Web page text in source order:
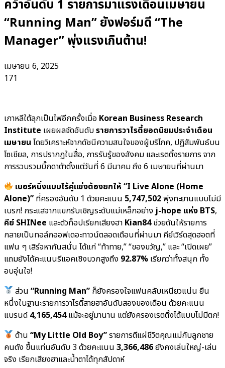
คว้าอันดับ 1 รายการมาแรงเดือนเมษายน
“Running Man” ยังฟอร์มดี “The
Manager” พุ่งแรงเกินต้าน!
เมษายน 6, 2025
171
เกาหลีใต้ลุกเป็นไฟอีกครั้งเมื่อ Korean Business Research
Institute เผยผลจัดอันดับรายการวาไรตี้ยอดนิยมประจำเดือน
เมษายน โดยวิเคราะห์จากดัชนีความสนใจของผู้บริโภค, ปฏิสัมพันธ์บน
โซเชียล, การปรากฏในสื่อ, การรับรู้ของสังคม และเรตติ้งรายการ จาก
การรวบรวมบิ๊กดาต้าตั้งแต่วันที่ 6 มีนาคม ถึง 6 เมษายนที่ผ่านมา
เบอร์หนึ่งแบบไร้คู่แข่งต้องยกให้ “I Live Alone (Home
Alone)” ที่ครองอันดับ 1 ด้วยคะแนน 5,747,502พุ่งทะยานแบบไม่มี
เบรก! กระแสจากแขกรับเชิญระดับแม่เหล็กอย่าง j-hope แห่ง BTS,
คีย์ SHINee และตัวท็อปเรียกเสียงฮา Kian84ช่วยดันให้รายการ
กลายเป็นทอล์กออฟเดอะทาวน์ตลอดเดือนที่ผ่านมา คีย์เวิร์ดสุดฮอตที่
แฟน ๆ เสิร์จหากันสนั่น ได้แก่ “ท้าทาย,” “ของขวัญ,” และ “เปิดเผย”
แถมยังได้คะแนนรีแอคเชิงบวกสูงถึง 92.87% เรียกว่าทั้งสนุก ทั้ง
อบอุ่นใจ!
ส่วน“Running Man” ก็ยังครองใจแฟนคลับเหนียวแน่น ยืน
หนึ่งในฐานะรายการวาไรตี้สายฮาอันดับสองของเดือน ด้วยคะแนน
แบรนด์4,165,454แม้จะอยู่มานาน แต่ยังครองเรตติ้งได้แบบไม่มีตก!
ด้าน“My Little Old Boy”รายการตีแผ่ชีวิตคุณแม่กับลูกชาย
คนดัง ขึ้นแท่นอันดับ 3 ด้วยคะแนน 3,366,486ยังคงเล่นใหญ่-เล่น
จริง เรียกเสียงฮาและน้ำตาได้ทุกสัปดาห์